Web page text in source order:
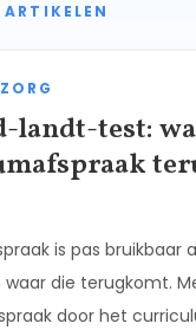
ARTIKELEN
landt-test:
is pas bruikbaar
waar die terugkomt.
door het